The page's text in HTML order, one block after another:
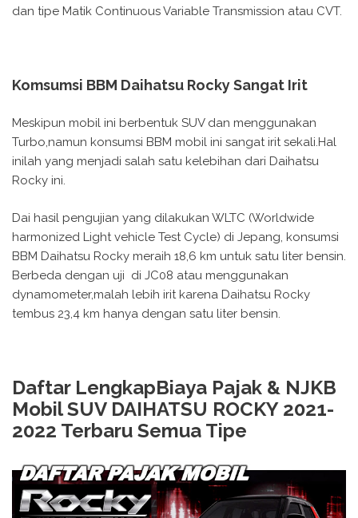
dan tipe Matik Continuous Variable Transmission atau CVT.
Komsumsi BBM Daihatsu Rocky Sangat Irit
Meskipun mobil ini berbentuk SUV dan menggunakan
Turbo,namun konsumsi BBM mobil ini sangat irit sekali.Hal
inilah yang menjadi salah satu kelebihan dari Daihatsu
Rocky ini.
Dai hasil pengujian yang dilakukan WLTC (Worldwide
harmonized Light vehicle Test Cycle) di Jepang, konsumsi
BBM Daihatsu Rocky meraih 18,6 km untuk satu liter bensin.
Berbeda dengan uji di JC08 atau menggunakan
dynamometer,malah lebih irit karena Daihatsu Rocky
tembus 23,4 km hanya dengan satu liter bensin.
Daftar LengkapBiaya Pajak & NJKB
Mobil SUV DAIHATSU ROCKY 2021-
2022 Terbaru Semua Tipe